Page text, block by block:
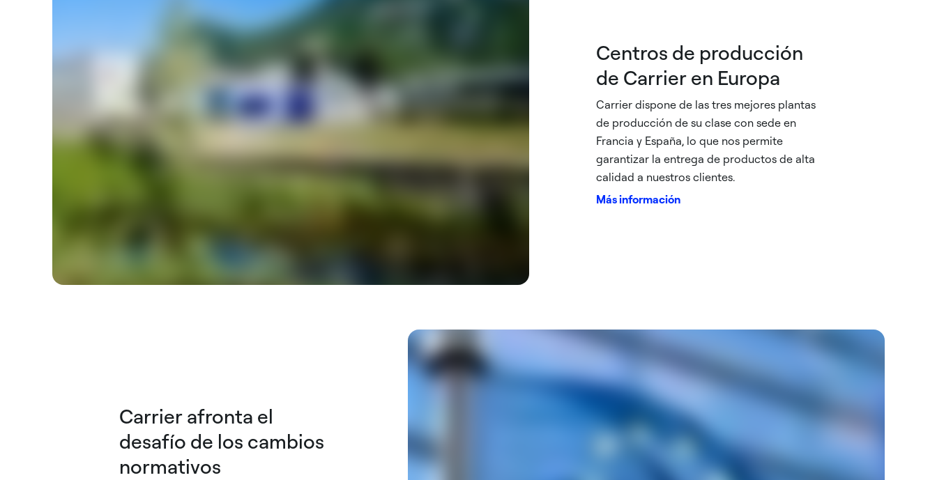
Centros de producción
de Carrier en Europa
Carrier dispone de las tres mejores plantas
de producción de su clase con sede en
Francia y España, lo que nos permite
garantizar la entrega de productos de alta
calidad a nuestros clientes.
Más información
Carrier afronta el
desafío de los cambios
normativos